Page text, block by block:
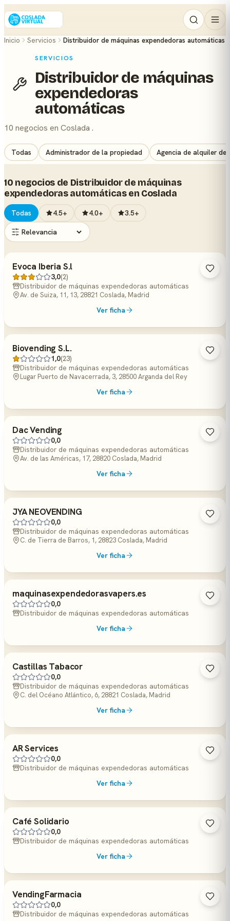
Inicio Servicios Distribuidor de máquinas expendedoras automáticas
SERVICIOS
Distribuidor de máquinas
expendedoras
automáticas
10 negocios en Coslada .
Todas Administrador de la propiedad Agencia de alquiler de
10 negocios de Distribuidor de máquinas
expendedoras automáticas en Coslada
Todas 4.5+ 4.0+ 3.5+
Evoca Iberia S.l
3,0(2)
Distribuidor de máquinas expendedoras automáticas
Av. de Suiza, 11, 13, 28821 Coslada, Madrid
Ver ficha
Biovending S.L.
1,0(23)
Distribuidor de máquinas expendedoras automáticas
Lugar Puerto de Navacerrada, 3, 28500 Arganda del Rey
Ver ficha
Dac Vending
0,0
Distribuidor de máquinas expendedoras automáticas
Av. de las Américas, 17, 28820 Coslada, Madrid
Ver ficha
JYA NEOVENDING
0,0
Distribuidor de máquinas expendedoras automáticas
C. de Tierra de Barros, 1, 28823 Coslada, Madrid
Ver ficha
maquinasexpendedorasvapers.es
0,0
Distribuidor de máquinas expendedoras automáticas
Ver ficha
Castillas Tabacor
0,0
Distribuidor de máquinas expendedoras automáticas
C. del Océano Atlántico, 6, 28821 Coslada, Madrid
Ver ficha
AR Services
0,0
Distribuidor de máquinas expendedoras automáticas
Ver ficha
Café Solidario
0,0
Distribuidor de máquinas expendedoras automáticas
Ver ficha
VendingFarmacia
0,0
Distribuidor de máquinas expendedoras automáticas